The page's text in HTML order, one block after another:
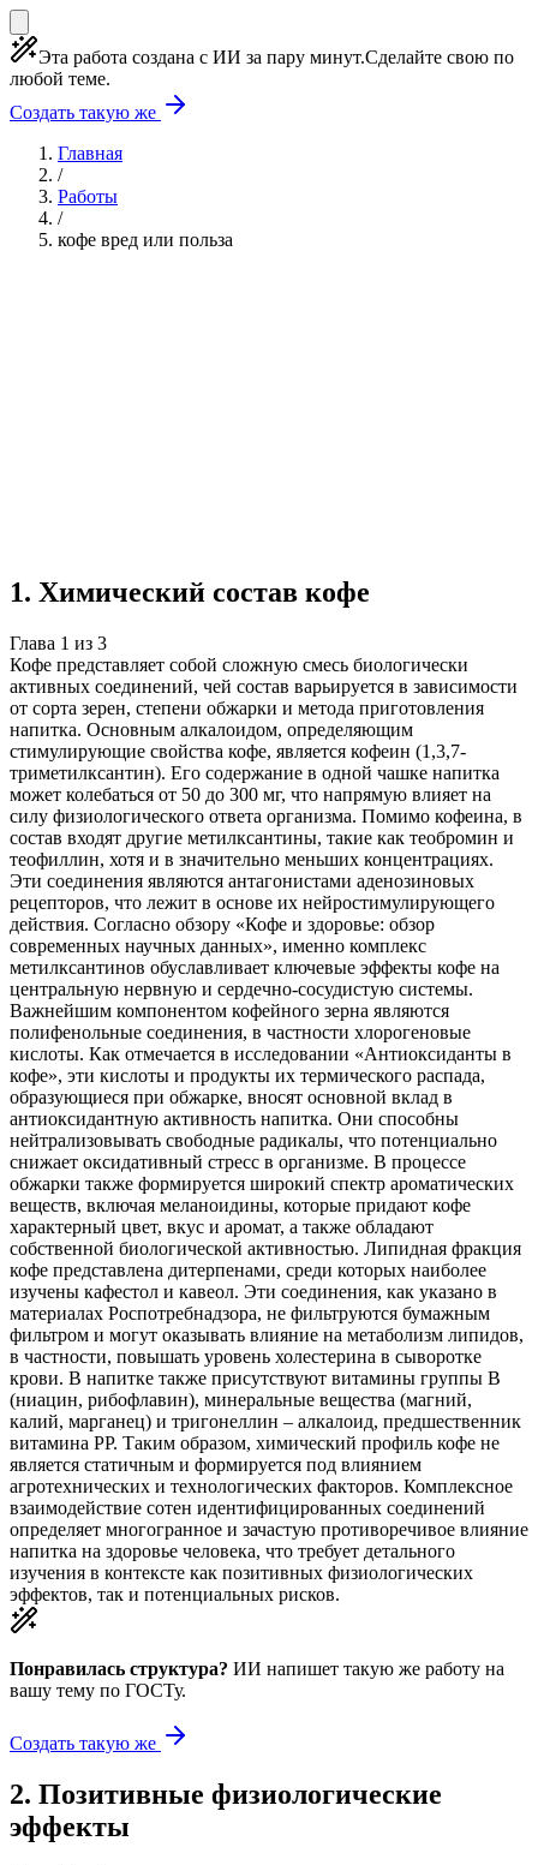
Эта работа создана с ИИ за пару минут.Сделайте свою по
любой теме.
Создать такую же
Главная
/
Работы
/
кофе вред или польза
1. Химический состав кофе
Глава 1 из 3
Кофе представляет собой сложную смесь биологически
активных соединений, чей состав варьируется в зависимости
от сорта зерен, степени обжарки и метода приготовления
напитка. Основным алкалоидом, определяющим
стимулирующие свойства кофе, является кофеин (1,3,7-
триметилксантин). Его содержание в одной чашке напитка
может колебаться от 50 до 300 мг, что напрямую влияет на
силу физиологического ответа организма. Помимо кофеина, в
состав входят другие метилксантины, такие как теобромин и
теофиллин, хотя и в значительно меньших концентрациях.
Эти соединения являются антагонистами аденозиновых
рецепторов, что лежит в основе их нейростимулирующего
действия. Согласно обзору «Кофе и здоровье: обзор
современных научных данных», именно комплекс
метилксантинов обуславливает ключевые эффекты кофе на
центральную нервную и сердечно-сосудистую системы.
Важнейшим компонентом кофейного зерна являются
полифенольные соединения, в частности хлорогеновые
кислоты. Как отмечается в исследовании «Антиоксиданты в
кофе», эти кислоты и продукты их термического распада,
образующиеся при обжарке, вносят основной вклад в
антиоксидантную активность напитка. Они способны
нейтрализовывать свободные радикалы, что потенциально
снижает оксидативный стресс в организме. В процессе
обжарки также формируется широкий спектр ароматических
веществ, включая меланоидины, которые придают кофе
характерный цвет, вкус и аромат, а также обладают
собственной биологической активностью. Липидная фракция
кофе представлена дитерпенами, среди которых наиболее
изучены кафестол и кавеол. Эти соединения, как указано в
материалах Роспотребнадзора, не фильтруются бумажным
фильтром и могут оказывать влияние на метаболизм липидов,
в частности, повышать уровень холестерина в сыворотке
крови. В напитке также присутствуют витамины группы B
(ниацин, рибофлавин), минеральные вещества (магний,
калий, марганец) и тригонеллин – алкалоид, предшественник
витамина PP. Таким образом, химический профиль кофе не
является статичным и формируется под влиянием
агротехнических и технологических факторов. Комплексное
взаимодействие сотен идентифицированных соединений
определяет многогранное и зачастую противоречивое влияние
напитка на здоровье человека, что требует детального
изучения в контексте как позитивных физиологических
эффектов, так и потенциальных рисков.
Понравилась структура? ИИ напишет такую же работу на
вашу тему по ГОСТу.
Создать такую же
2. Позитивные физиологические
эффекты